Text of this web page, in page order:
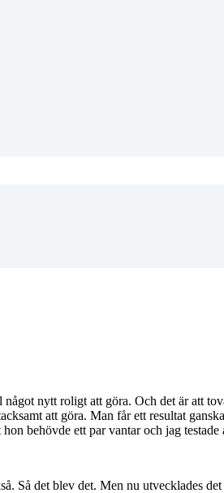
nytt roligt att göra. Och det är att
att göra. Man får ett resultat
behövde ett par vantar och jag
Så det blev det. Men nu utvecklades